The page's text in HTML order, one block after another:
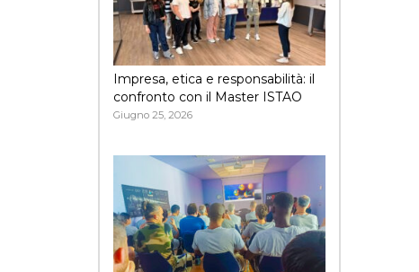
Impresa, etica e responsabilità: il
confronto con il Master ISTAO
Giugno 25, 2026